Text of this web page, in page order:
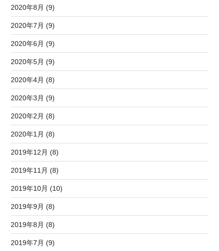
2020年8月 (9)
2020年7月 (9)
2020年6月 (9)
2020年5月 (9)
2020年4月 (8)
2020年3月 (9)
2020年2月 (8)
2020年1月 (8)
2019年12月 (8)
2019年11月 (8)
2019年10月 (10)
2019年9月 (8)
2019年8月 (8)
2019年7月 (9)